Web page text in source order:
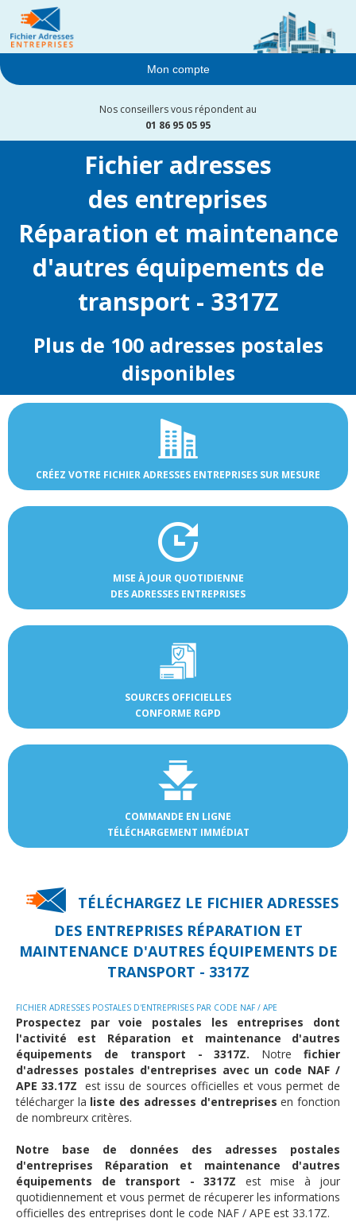
Mon compte
Nos conseillers vous répondent au
01 86 95 05 95
Fichier adresses
des entreprises
Réparation et maintenance
d'autres équipements de
transport - 3317Z
Plus de 100 adresses postales
disponibles
CRÉEZ VOTRE FICHIER ADRESSES ENTREPRISES SUR MESURE
MISE À JOUR QUOTIDIENNE
DES ADRESSES ENTREPRISES
SOURCES OFFICIELLES
CONFORME RGPD
COMMANDE EN LIGNE
TÉLÉCHARGEMENT IMMÉDIAT
TÉLÉCHARGEZ LE FICHIER ADRESSES
DES ENTREPRISES RÉPARATION ET
MAINTENANCE D'AUTRES ÉQUIPEMENTS DE
TRANSPORT - 3317Z
FICHIER ADRESSES POSTALES D'ENTREPRISES PAR CODE NAF / APE
Prospectez par voie postales les entreprises dont
l'activité est Réparation et maintenance d'autres
équipements de transport - 3317Z. Notrefichier
d'adresses postales d'entreprises avec un code NAF /
APE 33.17Z est issu de sources officielles et vous permet de
télécharger la liste des adresses d'entreprises en fonction
de nombreurx critères.
Notre base de données des adresses postales
d'entreprises Réparation et maintenance d'autres
équipements de transport - 3317Z est mise à jour
quotidiennement et vous permet de récuperer les informations
officielles des entreprises dont le code NAF / APE est 33.17Z.